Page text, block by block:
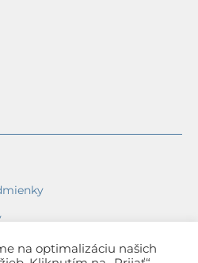
na optimalizáciu našich